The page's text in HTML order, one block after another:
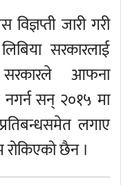
जारी गरी
सरकारलाई
आफना
नगर्न सन् २०१५ मा
लगाए
छैन ।